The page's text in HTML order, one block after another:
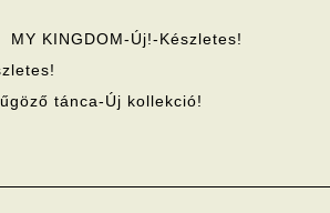
MY KINGDOM-Új!-Készletes!
tánca-Új kollekció!